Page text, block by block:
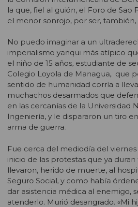
la que, fiel al guión, el Foro de Sao
el menor sonrojo, por ser,
No puedo imaginar a un
imperialismo yanqui más atípico
el niño de 15 años, estudiante de
Colegio Loyola de Managua, que
sentido de humanidad corría a
muchachos desarmados que
en las cercanías de la Universidad
Ingeniería, y le dispararon un tiro
arma de guerra.
Fue cerca del mediodía del
inicio de las protestas que ya duran
llevaron, herido de muerte, al
Seguro Social, y como había
dar asistencia médica al enemigo,
atenderlo. Murió desangrado. «Mi